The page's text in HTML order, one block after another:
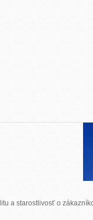
a starostlivosť o